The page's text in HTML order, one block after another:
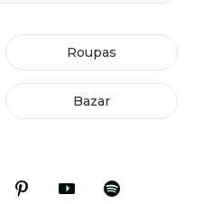
Roupas
Bazar